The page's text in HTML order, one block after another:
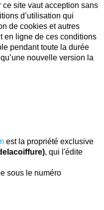
site vaut acception sans
d’utilisation qui
de cookies et autres
en ligne de ces conditions
pendant toute la durée
nouvelle version la
est la propriété exclusive
, qui l'édite
sous le numéro